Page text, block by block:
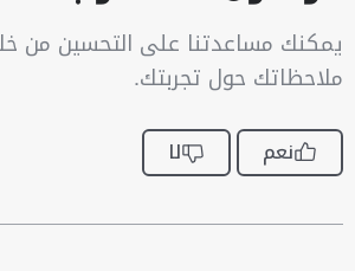
يمكنك مساعدتنا على التحسين من
ملاحظاتك حول تجربتك.
نعم لا